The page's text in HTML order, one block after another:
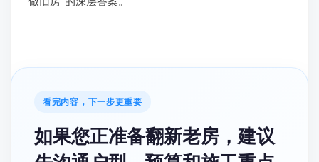
看完内容，下一步更重要
如果您正准备翻新老房，建议